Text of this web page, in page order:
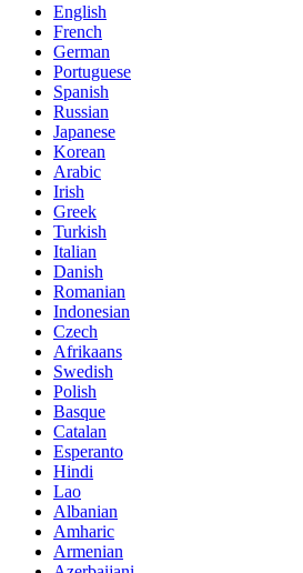
English
French
German
Portuguese
Spanish
Russian
Japanese
Korean
Arabic
Irish
Greek
Turkish
Italian
Danish
Romanian
Indonesian
Czech
Afrikaans
Swedish
Polish
Basque
Catalan
Esperanto
Hindi
Lao
Albanian
Amharic
Armenian